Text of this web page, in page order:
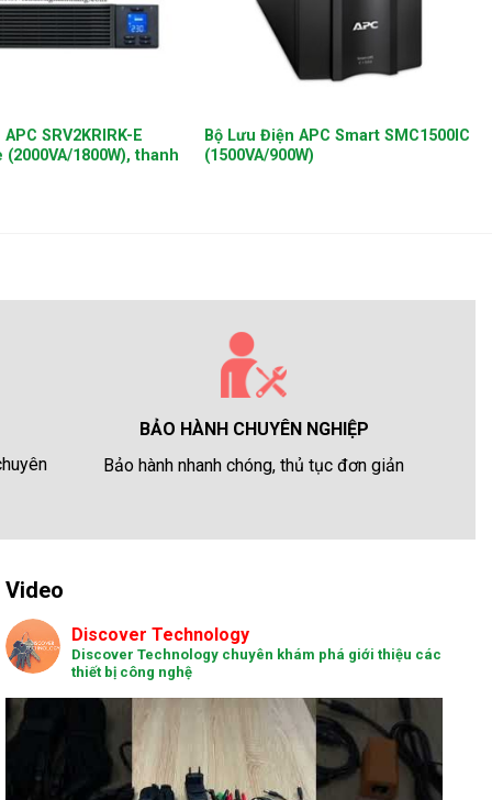
SRV2KRIRK-E
1800W), thanh
Bộ Lưu Điện APC Smart SMC1500IC
(1500VA/900W)
BẢO HÀNH CHUYÊN NGHIỆP
Bảo hành nhanh chóng, thủ tục đơn giản
Video
Discover Technology
Discover Technology chuyên khám phá giới thiệu các
thiết bị công nghệ